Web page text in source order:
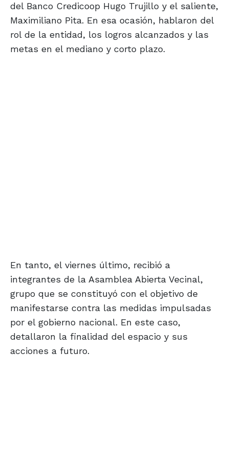
del Banco Credicoop Hugo Trujillo y el saliente,
Maximiliano Pita. En esa ocasión, hablaron del
rol de la entidad, los logros alcanzados y las
metas en el mediano y corto plazo.
En tanto, el viernes último, recibió a
integrantes de la Asamblea Abierta Vecinal,
grupo que se constituyó con el objetivo de
manifestarse contra las medidas impulsadas
por el gobierno nacional. En este caso,
detallaron la finalidad del espacio y sus
acciones a futuro.